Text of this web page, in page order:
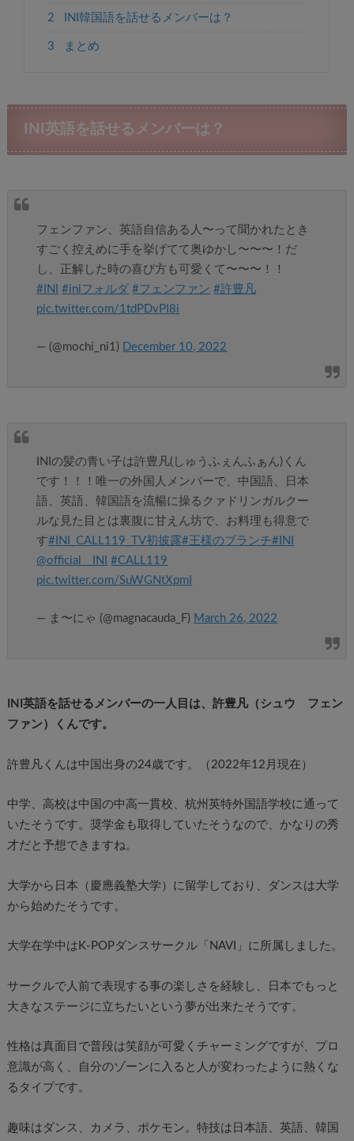
2 INI韓国語を話せるメンバーは？
3 まとめ
INI英語を話せるメンバーは？
フェンファン、英語自信ある人〜って聞かれたとき
すごく控えめに手を挙げてて奥ゆかし〜〜〜！だ
し、正解した時の喜び方も可愛くて〜〜〜！！
#INI
#iniフォルダ #フェンファン #許豊凡
pic.twitter.com/1tdPDvPI8i
— (@mochi_ni1) December 10, 2022
INIの髪の青い子は許豊凡(しゅうふぇんふぁん)くん
です！！！唯一の外国人メンバーで、中国語、日本
語、英語、韓国語を流暢に操るクァドリンガルクー
ルな見た目とは裏腹に甘えん坊で、お料理も得意で
す#INI_CALL119_TV初披露#王様のブランチ#INI
@official__INI
#CALL119
pic.twitter.com/SuWGNtXpmI
— ま〜にゃ (@magnacauda_F) March 26, 2022
INI英語を話せるメンバーの一人目は、許豊凡（シュウ フェン
ファン）くんです。
許豊凡くんは中国出身の24歳です。（2022年12月現在）
中学、高校は中国の中高一貫校、杭州英特外国語学校に通って
いたそうです。奨学金も取得していたそうなので、かなりの秀
才だと予想できますね。
大学から日本（慶應義塾大学）に留学しており、ダンスは大学
から始めたそうです。
大学在学中はK-POPダンスサークル「NAVI」に所属しました。
サークルで人前で表現する事の楽しさを経験し、日本でもっと
大きなステージに立ちたいという夢が出来たそうです。
性格は真面目で普段は笑顔が可愛くチャーミングですが、プロ
意識が高く、自分のゾーンに入ると人が変わったように熱くな
るタイプです。
趣味はダンス、カメラ、ポケモン。特技は日本語、英語、韓国